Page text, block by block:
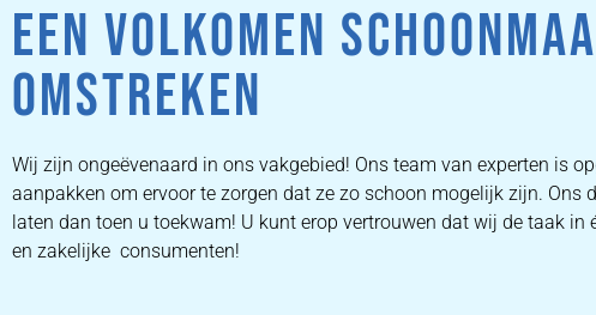
PRIJZEN
EEN VOLKOMEN
OMSTREKEN
Wij zijn ongeëvenaard in ons vakgebied! Ons team van experten is
aanpakken om ervoor te zorgen dat ze zo schoon mogelijk zijn.
laten dan toen u toekwam! U kunt erop vertrouwen dat wij de taak
en zakelijke consumenten!